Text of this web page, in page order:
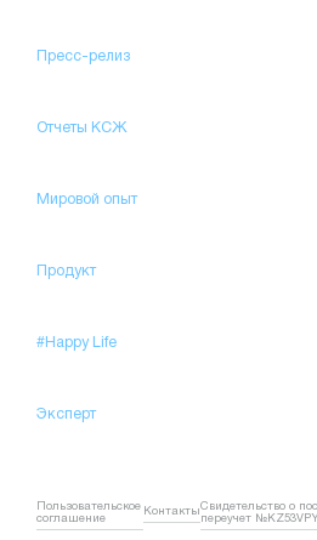
Пресс-релиз
Отчеты КСЖ
Мировой опыт
Продукт
#Happy Life
Эксперт
Пользовательское
соглашение
КонтактыСвидетельство о
переучет